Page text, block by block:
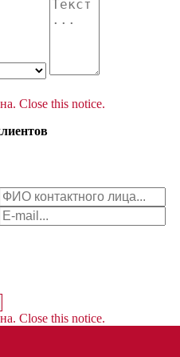
Close this notice.
Close this notice.